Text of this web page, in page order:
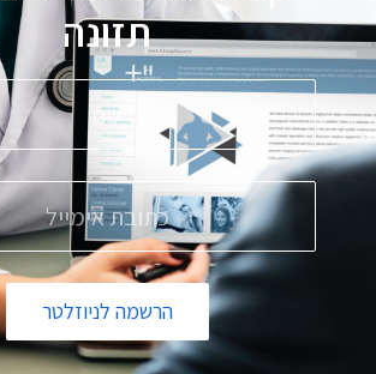
תזונה
הרשמה לניוזלטר